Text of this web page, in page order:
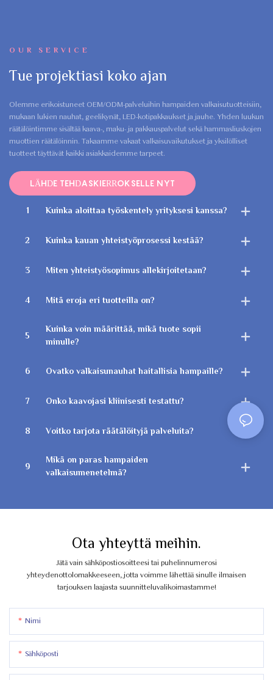
OUR SERVICE
Tue projektiasi koko ajan
Olemme erikoistuneet OEM/ODM-palveluihin hampaiden valkaisutuotteisiin,
mukaan lukien nauhat, geelikynät, LED-kotipakkaukset ja jauhe. Yhden luukun
räätälöintimme sisältää kaava-, maku- ja pakkauspalvelut sekä hammasliuskojen
muottien räätälöinnin. Takaamme vakaat valkaisuvaikutukset ja yksilölliset
tuotteet täyttävät kaikki asiakkaidemme tarpeet.
LÄHDE TEHDASKIERROKSELLE NYT
1 Kuinka aloittaa työskentely yrityksesi kanssa?
2 Kuinka kauan yhteistyöprosessi kestää?
3 Miten yhteistyösopimus allekirjoitetaan?
4 Mitä eroja eri tuotteilla on?
5
Kuinka voin määrittää, mikä tuote sopii
minulle?
6 Ovatko valkaisunauhat haitallisia hampaille?
7 Onko kaavojasi kliinisesti testattu?
8 Voitko tarjota räätälöityjä palveluita?
9
Mikä on paras hampaiden
valkaisumenetelmä?
Ota yhteyttä meihin.
Jätä vain sähköpostiosoitteesi tai puhelinnumerosi
yhteydenottolomakkeeseen, jotta voimme lähettää sinulle ilmaisen
tarjouksen laajasta suunnitteluvalikoimastamme!
Nimi
Sähköposti